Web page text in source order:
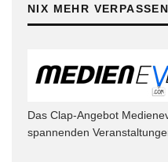
NIX MEHR
Das Clap-Angebot
spannenden